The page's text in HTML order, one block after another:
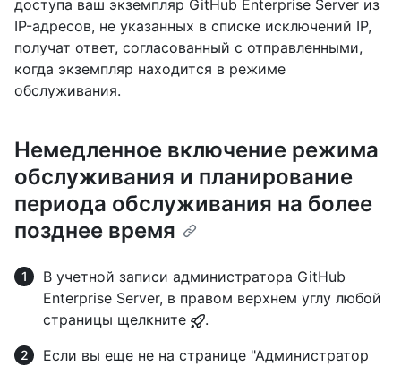
доступа ваш экземпляр GitHub Enterprise Server из
IP-адресов, не указанных в списке исключений IP,
получат ответ, согласованный с отправленными,
когда экземпляр находится в режиме
обслуживания.
Немедленное включение режима
обслуживания и планирование
периода обслуживания на более
позднее время
В учетной записи администратора GitHub
Enterprise Server, в правом верхнем углу любой
страницы щелкните
.
Если вы еще не на странице "Администратор